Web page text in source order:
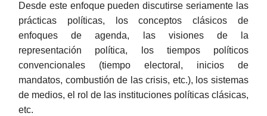
Desde este enfoque pueden discutirse seriamente las
prácticas políticas, los conceptos clásicos de
enfoques de agenda, las visiones de la
representación política, los tiempos políticos
convencionales (tiempo electoral, inicios de
mandatos, combustión de las crisis, etc.), los sistemas
de medios, el rol de las instituciones políticas clásicas,
etc.